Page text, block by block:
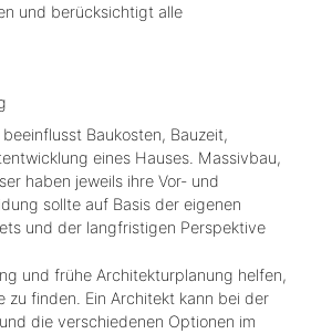
und berücksichtigt alle
Baukosten, Bauzeit,
eines Hauses. Massivbau,
haben jeweils ihre Vor- und
sollte auf Basis der eigenen
und der langfristigen Perspektive
und frühe Architekturplanung helfen,
zu finden. Ein Architekt kann bei der
die verschiedenen Optionen im